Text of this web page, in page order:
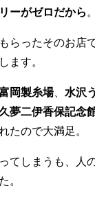
ーがゼロだから 。
らったそのお店
ます。
岡製糸場、 水沢
夢二伊香保記念
たので大満足。
てしまうも、人
。